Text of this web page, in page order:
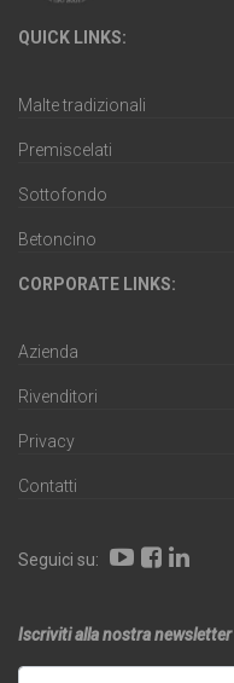
QUICK LINKS:
Malte tradizionali
Premiscelati
Sottofondo
Betoncino
CORPORATE LINKS:
Azienda
Rivenditori
Privacy
Contatti
Seguici su:
Iscriviti alla nostra newsletter